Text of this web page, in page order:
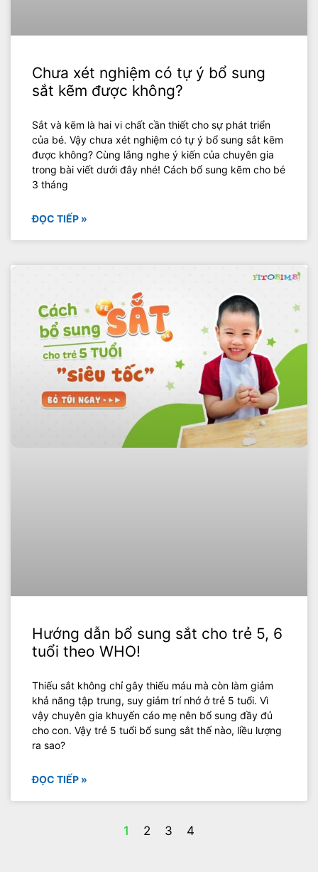
Chưa xét nghiệm có tự ý bổ sung
sắt kẽm được không?
Sắt và kẽm là hai vi chất cần thiết cho sự phát triển
của bé. Vậy chưa xét nghiệm có tự ý bổ sung sắt kẽm
được không? Cùng lắng nghe ý kiến của chuyên gia
trong bài viết dưới đây nhé! Cách bổ sung kẽm cho bé
3 tháng
ĐỌC TIẾP »
Hướng dẫn bổ sung sắt cho trẻ 5, 6
tuổi theo WHO!
Thiếu sắt không chỉ gây thiếu máu mà còn làm giảm
khả năng tập trung, suy giảm trí nhớ ở trẻ 5 tuổi. Vì
vậy chuyên gia khuyến cáo mẹ nên bổ sung đầy đủ
cho con. Vậy trẻ 5 tuổi bổ sung sắt thế nào, liều lượng
ra sao?
ĐỌC TIẾP »
1 2 3 4